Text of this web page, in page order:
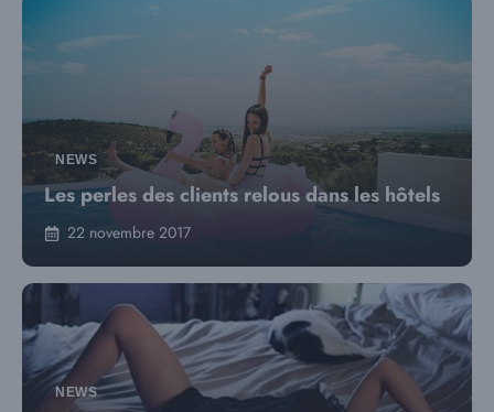
NEWS
Les perles des clients relous dans les hôtels
22 novembre 2017
NEWS